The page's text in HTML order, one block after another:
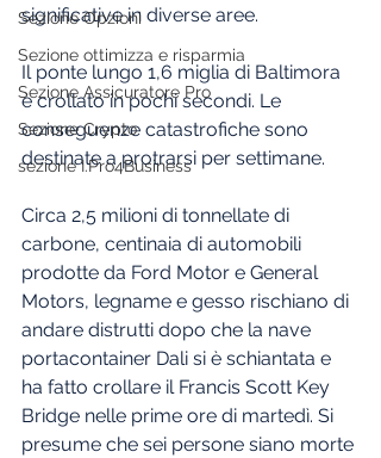
Sezione Opzioni
Sezione ottimizza e risparmia
Sezione Assicuratore Pro
Sezione Crypto
sezione I.Pro4Business
significative in diverse aree.
Il ponte lungo 1,6 miglia di Baltimora
è crollato in pochi secondi. Le
conseguenze catastrofiche sono
destinate a protrarsi per settimane.
Circa 2,5 milioni di tonnellate di
carbone, centinaia di automobili
prodotte da Ford Motor e General
Motors, legname e gesso rischiano di
andare distrutti dopo che la nave
portacontainer Dali si è schiantata e
ha fatto crollare il Francis Scott Key
Bridge nelle prime ore di martedì. Si
presume che sei persone siano morte